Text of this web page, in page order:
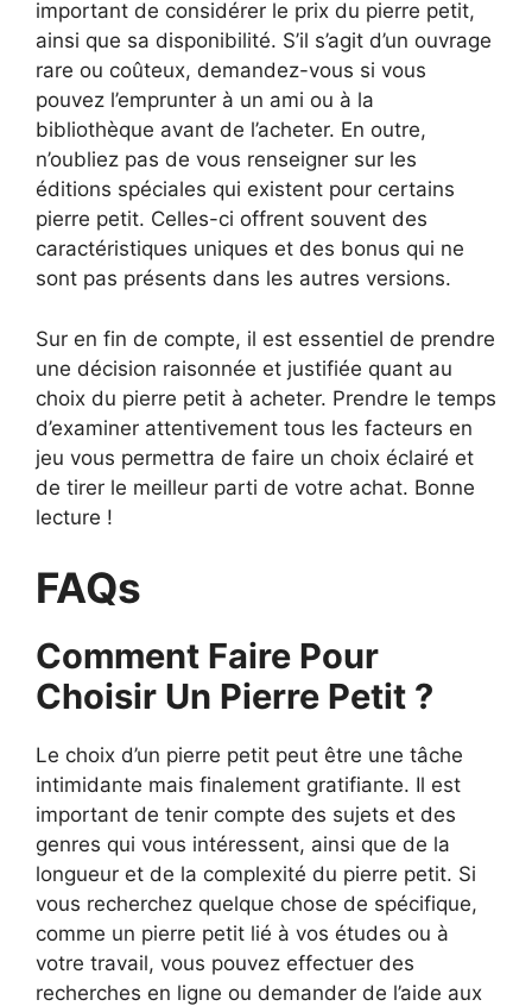
important de considérer le prix du pierre petit,
ainsi que sa disponibilité. S’il s’agit d’un ouvrage
rare ou coûteux, demandez-vous si vous
pouvez l’emprunter à un ami ou à la
bibliothèque avant de l’acheter. En outre,
n’oubliez pas de vous renseigner sur les
éditions spéciales qui existent pour certains
pierre petit. Celles-ci offrent souvent des
caractéristiques uniques et des bonus qui ne
sont pas présents dans les autres versions.
Sur en fin de compte, il est essentiel de prendre
une décision raisonnée et justifiée quant au
choix du pierre petit à acheter. Prendre le temps
d’examiner attentivement tous les facteurs en
jeu vous permettra de faire un choix éclairé et
de tirer le meilleur parti de votre achat. Bonne
lecture !
FAQs
Comment Faire Pour
Choisir Un Pierre Petit ?
Le choix d’un pierre petit peut être une tâche
intimidante mais finalement gratifiante. Il est
important de tenir compte des sujets et des
genres qui vous intéressent, ainsi que de la
longueur et de la complexité du pierre petit. Si
vous recherchez quelque chose de spécifique,
comme un pierre petit lié à vos études ou à
votre travail, vous pouvez effectuer des
recherches en ligne ou demander de l’aide aux